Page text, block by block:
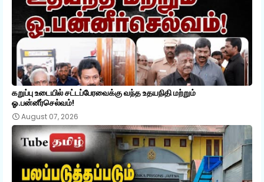
கறுப்பு உடையில் சட்டப்பேரவைக்கு வந்த உதயநிதி மற்றும்
ஓ.பன்னீர்செல்வம்!
August 07, 2026